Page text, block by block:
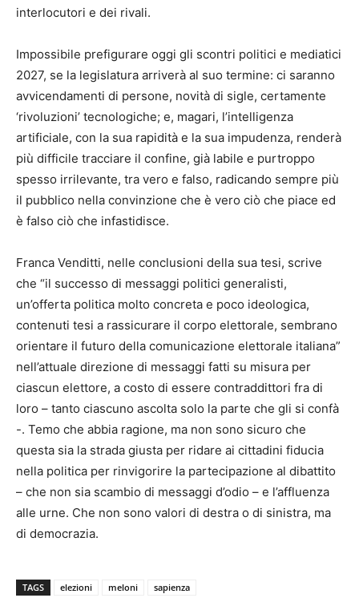
interlocutori e dei rivali.
Impossibile prefigurare oggi gli scontri politici e mediatici
2027, se la legislatura arriverà al suo termine: ci saranno
avvicendamenti di persone, novità di sigle, certamente
‘rivoluzioni’ tecnologiche; e, magari, l’intelligenza
artificiale, con la sua rapidità e la sua impudenza, renderà
più difficile tracciare il confine, già labile e purtroppo
spesso irrilevante, tra vero e falso, radicando sempre più
il pubblico nella convinzione che è vero ciò che piace ed
è falso ciò che infastidisce.
Franca Venditti, nelle conclusioni della sua tesi, scrive
che “il successo di messaggi politici generalisti,
un’offerta politica molto concreta e poco ideologica,
contenuti tesi a rassicurare il corpo elettorale, sembrano
orientare il futuro della comunicazione elettorale italiana”
nell’attuale direzione di messaggi fatti su misura per
ciascun elettore, a costo di essere contraddittori fra di
loro – tanto ciascuno ascolta solo la parte che gli si confà
-. Temo che abbia ragione, ma non sono sicuro che
questa sia la strada giusta per ridare ai cittadini fiducia
nella politica per rinvigorire la partecipazione al dibattito
– che non sia scambio di messaggi d’odio – e l’affluenza
alle urne. Che non sono valori di destra o di sinistra, ma
di democrazia.
TAGS elezioni meloni sapienza